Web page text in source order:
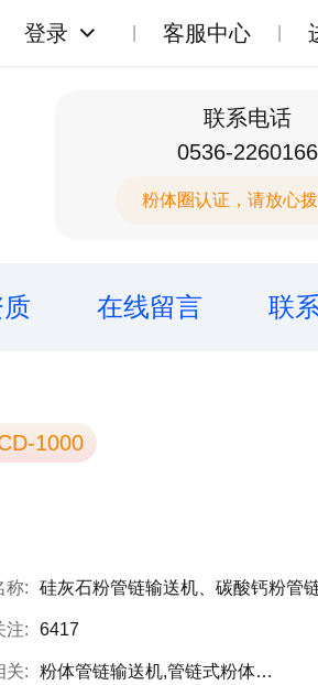
登录 客服中心
联系电话
0536-2260166
粉体圈认证，请放心拨
在线留言 联
1000
称: 硅灰石粉管链输送机、碳酸钙粉管
注: 6417
关: 粉体管链输送机,管链式粉体输送机,管链输送机